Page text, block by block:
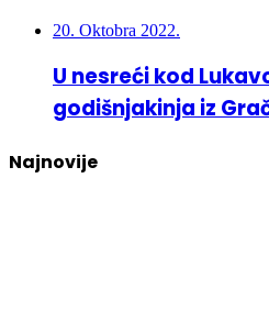
20. Oktobra 2022.
U nesreći kod
godišnjakinja iz
Najnovije